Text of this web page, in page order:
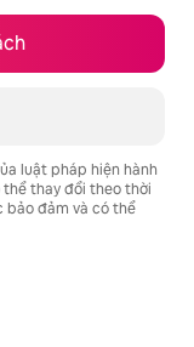
luật pháp hiện hành
thể thay đổi theo thời
bảo đảm và có thể